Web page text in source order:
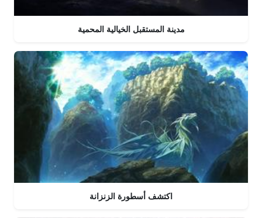
مدينة المستقبل الخيالية المحمية
اكتشف أسطورة الزنزانة